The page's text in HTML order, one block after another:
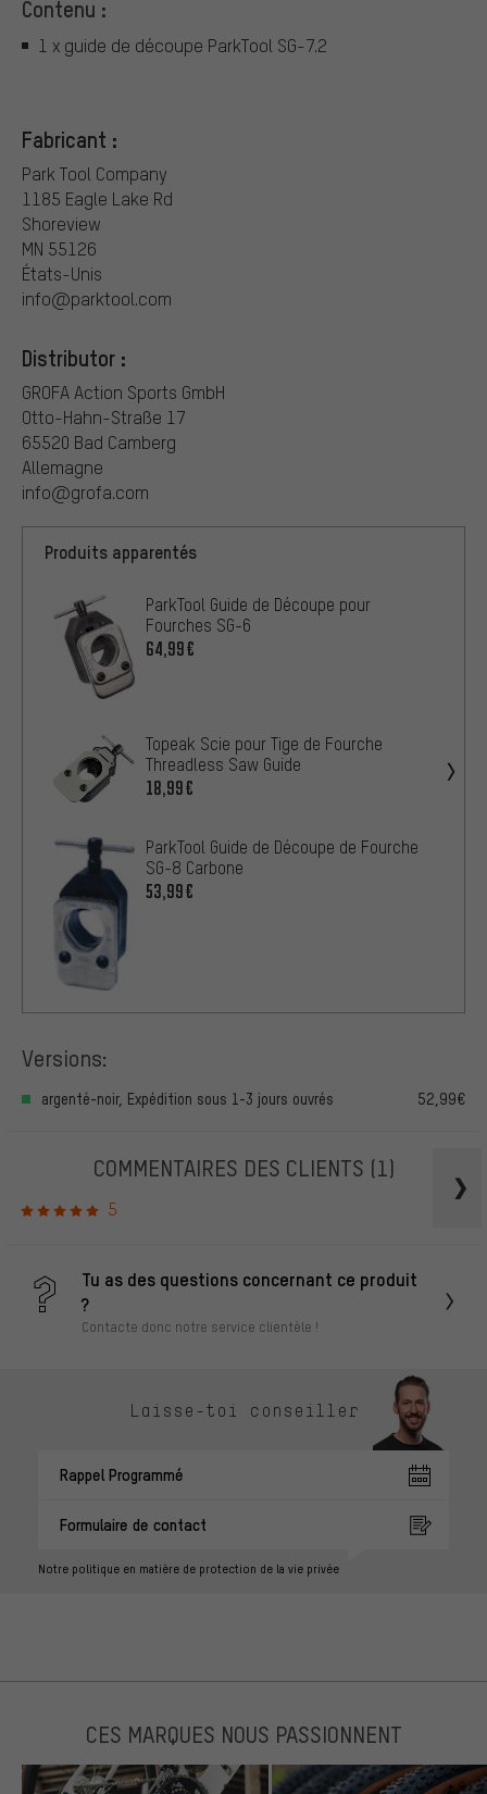
Contenu :
1 x guide de découpe ParkTool SG-7.2
Fabricant :
Park Tool Company
1185 Eagle Lake Rd
Shoreview
MN 55126
États-Unis
info@parktool.com
Distributor :
GROFA Action Sports GmbH
Otto-Hahn-Straße 17
65520 Bad Camberg
Allemagne
info@grofa.com
Produits apparentés
ParkTool Guide de Découpe pour
Fourches SG-6
64,99€
Topeak Scie pour Tige de Fourche
Threadless Saw Guide
18,99€
ParkTool Guide de Découpe de Fourche
SG-8 Carbone
53,99€
Versions:
argenté-noir, Expédition sous 1-3 jours ouvrés 52,99€
COMMENTAIRES DES CLIENTS (1)
5
Tu as des questions concernant ce produit
?
Contacte donc notre service clientèle !
Laisse-toi conseiller
Rappel Programmé
Formulaire de contact
Notre politique en matière de protection de la vie privée
CES MARQUES NOUS PASSIONNENT